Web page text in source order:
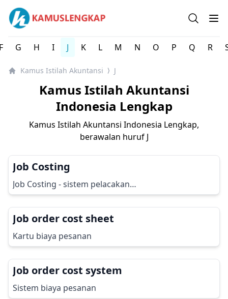
Kamus Istilah Akuntansi Indonesia Lengkap
Open
G H I J K L M N O P Q R
Kamus Istilah Akuntansi ⟩ J
Kamus Istilah Akuntansi
Indonesia Lengkap
Kamus Istilah Akuntansi Indonesia Lengkap,
berawalan huruf J
Job Costing
Job Costing - sistem pelacakan…
Job order cost sheet
Kartu biaya pesanan
Job order cost system
Sistem biaya pesanan